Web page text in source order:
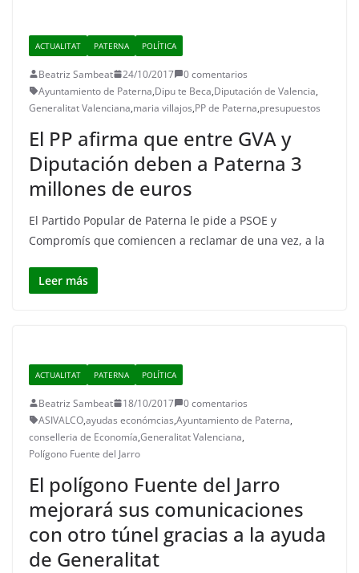
ACTUALITAT PATERNA POLÍTICA
Beatriz Sambeat 24/10/2017
0 comentarios
Ayuntamiento de Paterna,Dipu te Beca,Diputación de Valencia,
Generalitat Valenciana,maria villajos,PP de Paterna,presupuestos
El PP afirma que entre GVA y
Diputación deben a Paterna 3
millones de euros
El Partido Popular de Paterna le pide a PSOE y
Compromís que comiencen a reclamar de una vez, a la
Leer más
ACTUALITAT PATERNA POLÍTICA
Beatriz Sambeat 18/10/2017
0 comentarios
ASIVALCO,ayudas económcias,Ayuntamiento de Paterna,
conselleria de Economía,Generalitat Valenciana,
Polígono Fuente del Jarro
El polígono Fuente del Jarro
mejorará sus comunicaciones
con otro túnel gracias a la ayuda
de Generalitat